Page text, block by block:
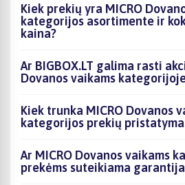
Kiek prekių yra MICRO
kategorijos asortimente ir
kaina?
Ar BIGBOX.LT galima rasti
Dovanos vaikams
Kiek trunka MICRO Dovanos
kategorijos prekių
Ar MICRO Dovanos vaikams
prekėms suteikiama